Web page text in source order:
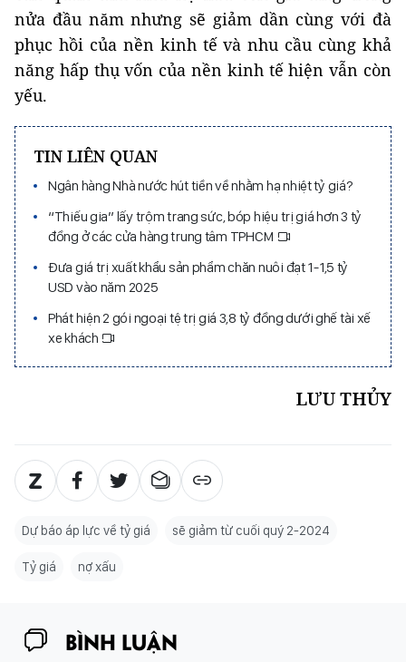
nửa đầu năm nhưng sẽ giảm dần cùng với đà
phục hồi của nền kinh tế và nhu cầu cùng khả
năng hấp thụ vốn của nền kinh tế hiện vẫn còn
yếu.
TIN LIÊN QUAN
Ngân hàng Nhà nước hút tiền về nhằm hạ nhiệt tỷ giá?
“Thiếu gia” lấy trộm trang sức, bóp hiệu trị giá hơn 3 tỷ
đồng ở các cửa hàng trung tâm TPHCM
Đưa giá trị xuất khẩu sản phẩm chăn nuôi đạt 1-1,5 tỷ
USD vào năm 2025
Phát hiện 2 gói ngoại tệ trị giá 3,8 tỷ đồng dưới ghế tài xế
xe khách
LƯU THỦY
Dự báo áp lực về tỷ giá sẽ giảm từ cuối quý 2-2024
Tỷ giá nợ xấu
BÌNH LUẬN